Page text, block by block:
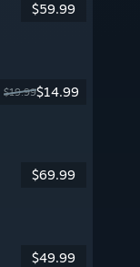
$59.99
$19.99$14.99
$69.99
$49.99